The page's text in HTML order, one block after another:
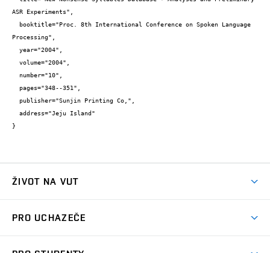
ASR Experiments",
Processing",
}
ŽIVOT NA VUT
Koleje
PRO UCHAZEČE